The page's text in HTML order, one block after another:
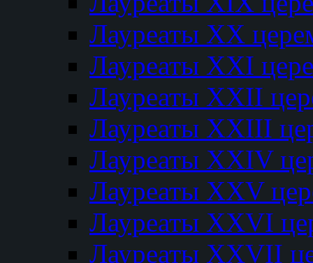
Лауреаты XX
Лауреаты XXI
Лауреаты XXII
Лауреаты XXIII
Лауреаты XXIV
Лауреаты XXV
Лауреаты XXVI
Лауреаты XXVII